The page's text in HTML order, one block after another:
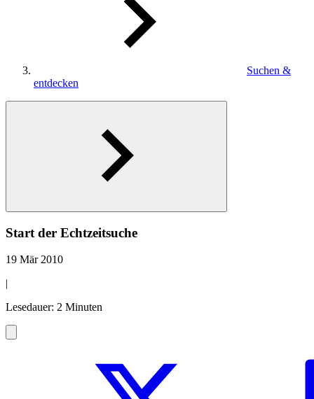
Suchen &
entdecken
Start der Echtzeitsuche
19 Mär 2010
|
Lesedauer: 2 Minuten